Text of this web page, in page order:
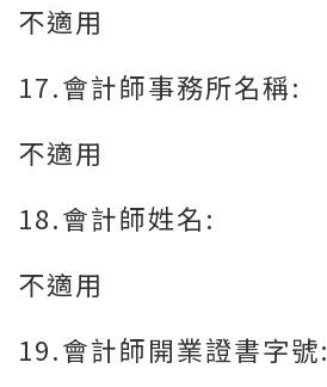
不適用
17.會計師事務所名稱:
不適用
18.會計師姓名:
不適用
19.會計師開業證書字號: